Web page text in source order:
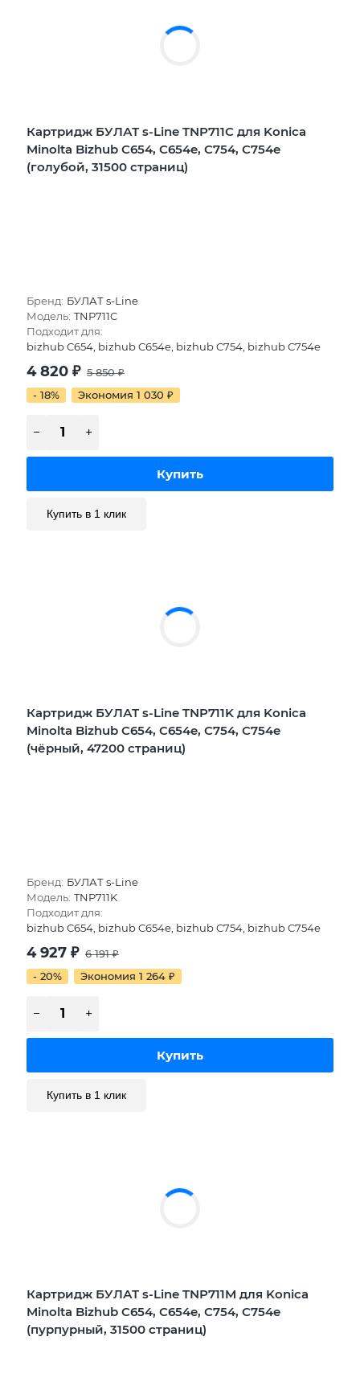
Картридж БУЛАТ s-Line TNP711C для Konica
Minolta Bizhub C654, C654e, C754, C754e
(голубой, 31500 страниц)
Бренд: БУЛАТ s-Line
Модель: TNP711C
Подходит для:
bizhub C654, bizhub C654e, bizhub C754, bizhub C754e
4 820 ₽ 5 850₽
- 18%
Экономия 1 030 ₽
Купить в 1 клик
Картридж БУЛАТ s-Line TNP711K для Konica
Minolta Bizhub C654, C654e, C754, C754e
(чёрный, 47200 страниц)
Бренд: БУЛАТ s-Line
Модель: TNP711K
Подходит для:
bizhub C654, bizhub C654e, bizhub C754, bizhub C754e
4 927 ₽ 6 191₽
- 20%
Экономия 1 264 ₽
Купить в 1 клик
Картридж БУЛАТ s-Line TNP711M для Konica
Minolta Bizhub C654, C654e, C754, C754e
(пурпурный, 31500 страниц)